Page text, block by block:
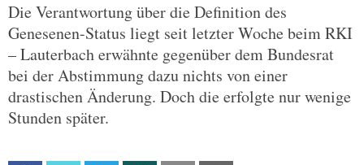
Die Verantwortung über die Definition des
Genesenen-Status liegt seit letzter Woche beim RKI
– Lauterbach erwähnte gegenüber dem Bundesrat
bei der Abstimmung dazu nichts von einer
drastischen Änderung. Doch die erfolgte nur wenige
Stunden später.